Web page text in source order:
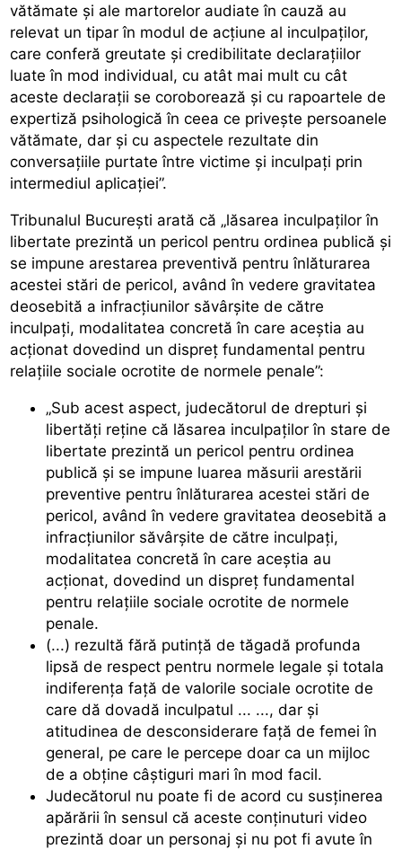
vătămate și ale martorelor audiate în cauză au
relevat un tipar în modul de acțiune al inculpaților,
care conferă greutate şi credibilitate declaraţiilor
luate în mod individual, cu atât mai mult cu cât
aceste declarații se coroborează și cu rapoartele de
expertiză psihologică în ceea ce privește persoanele
vătămate, dar și cu aspectele rezultate din
conversațiile purtate între victime și inculpați prin
intermediul aplicației”.
Tribunalul București arată că „lăsarea inculpaților în
libertate prezintă un pericol pentru ordinea publică şi
se impune arestarea preventivă pentru înlăturarea
acestei stări de pericol, având în vedere gravitatea
deosebită a infracţiunilor săvârşite de către
inculpați, modalitatea concretă în care aceștia au
acţionat dovedind un dispreţ fundamental pentru
relaţiile sociale ocrotite de normele penale”:
„Sub acest aspect, judecătorul de drepturi şi
libertăţi reţine că lăsarea inculpaților în stare de
libertate prezintă un pericol pentru ordinea
publică şi se impune luarea măsurii arestării
preventive pentru înlăturarea acestei stări de
pericol, având în vedere gravitatea deosebită a
infracţiunilor săvârşite de către inculpați,
modalitatea concretă în care aceștia au
acţionat, dovedind un dispreţ fundamental
pentru relaţiile sociale ocrotite de normele
penale.
(...) rezultă fără putință de tăgadă profunda
lipsă de respect pentru normele legale și totala
indiferența față de valorile sociale ocrotite de
care dă dovadă inculpatul ... ..., dar și
atitudinea de desconsiderare față de femei în
general, pe care le percepe doar ca un mijloc
de a obține câștiguri mari în mod facil.
Judecătorul nu poate fi de acord cu susținerea
apărării în sensul că aceste conținuturi video
prezintă doar un personaj și nu pot fi avute în